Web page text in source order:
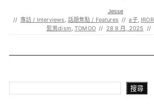
Jesse
// 專訪 / Interviews, 話題焦點 / Features // a子,
髭男dism,TOMOO // 28 8 月, 2025 //
搜尋